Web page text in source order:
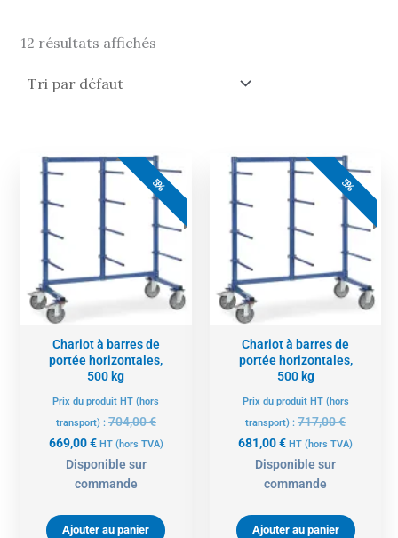
12 résultats affichés
5%
Chariot à barres de
portée horizontales,
500 kg
Prix du produit HT (hors
transport) : 704,00€
Le
prix
initial
était :
669,00€
Le
actuel
669,00 €.
HT (hors TVA)
Disponible sur
commande
Ajouter au panier
5%
Chariot à barres de
portée horizontales,
500 kg
Prix du produit HT (hors
transport) :717,00€
Le
prix
initial
était :
681,00€
Le
actuel
681,00 €.
HT (hors TVA)
Disponible sur
commande
Ajouter au panier